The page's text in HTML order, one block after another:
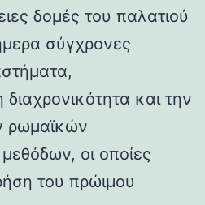
δομές του παλατιού
σύγχρονες
και την
ρωμαϊκών
οι οποίες
του πρώιμου